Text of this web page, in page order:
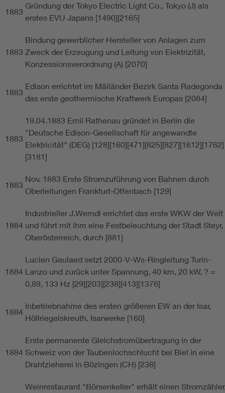
1883
Gründung der Tokyo Electric Light Co., Tokyo (J) als
erstes EVU Japans [1490][2165]
1883
Bindung gewerblicher Hersteller von Anlagen zum
Zweck der Erzeugung und Leitung von Elektrizität,
Konzessionsverordnung (A) [2070]
1883
Edison errichtet im Mäiländer Bezirk Santa Radegonda
das erste geothermische Kraftwerk Europas [2084]
1883
19.04.1883 Emil Rathenau gründet in Berlin die
"Deutsche Edison-Gesellschaft für angewandte
Elektricität" (DEG) [128][160][471][825][827][1612][1762]
[3181]
1883
Nov. 1883 Erste Stromzuführung von Bahnen durch
Oberleitungen Frankfurt-Offenbach [129]
1884
Industrieller J.Werndl errichtet das erste WKW der Welt
und führt mit ihm eine Festbeleuchtung der Stadt Steyr,
Oberösterreich, durch [881]
1884
Lucien Gaulaed setzt 2000-V-Ws-Ringleitung Turin-
Lanzo und zurück unter Spannung, 40 km, 20 kW, ? =
0,89, 133 Hz [29][203][238][413][1376]
1884
Inbetriebnahme des ersten größeren EW an der Isar,
Höllriegelskreuth, Isarwerke [160]
1884
Erste permanente Gleichstromübertragung in der
Schweiz von der Taubenlochschlucht bei Biel in eine
Drahtzieherei in Bözingen (CH) [238]
Weinrestaurant "Börsenkeller" erhält einen